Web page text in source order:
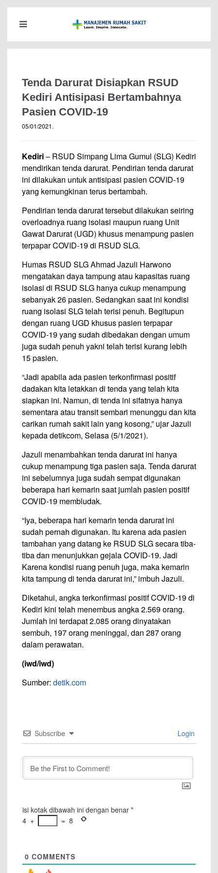
Tenda Darurat Disiapkan RSUD
Kediri Antisipasi Bertambahnya
Pasien COVID-19
05/01/2021.
Kediri– RSUD Simpang Lima Gumul (SLG) Kediri
mendirikan tenda darurat. Pendirian tenda darurat
ini dilakukan untuk antisipasi pasien COVID-19
yang kemungkinan terus bertambah.
Pendirian tenda darurat tersebut dilakukan seiring
overloadnya ruang isolasi maupun ruang Unit
Gawat Darurat (UGD) khusus menampung pasien
terpapar COVID-19 di RSUD SLG.
Humas RSUD SLG Ahmad Jazuli Harwono
mengatakan daya tampung atau kapasitas ruang
isolasi di RSUD SLG hanya cukup menampung
sebanyak 26 pasien. Sedangkan saat ini kondisi
ruang isolasi SLG telah terisi penuh. Begitupun
dengan ruang UGD khusus pasien terpapar
COVID-19 yang sudah dibedakan dengan umum
juga sudah penuh yakni telah terisi kurang lebih
15 pasien.
“Jadi apabila ada pasien terkonfirmasi positif
dadakan kita letakkan di tenda yang telah kita
siapkan ini. Namun, di tenda ini sifatnya hanya
sementara atau transit sembari menunggu dan kita
carikan rumah sakit lain yang kosong,” ujar Jazuli
kepada detikcom, Selasa (5/1/2021).
Jazuli menambahkan tenda darurat ini hanya
cukup menampung tiga pasien saja. Tenda darurat
ini sebelumnya juga sudah sempat digunakan
beberapa hari kemarin saat jumlah pasien positif
COVID-19 membludak.
“Iya, beberapa hari kemarin tenda darurat ini
sudah pernah digunakan. Itu karena ada pasien
tambahan yang datang ke RSUD SLG secara tiba-
tiba dan menunjukkan gejala COVID-19. Jadi
Karena kondisi ruang penuh juga, maka kemarin
kita tampung di tenda darurat ini,” imbuh Jazuli.
Diketahui, angka terkonfirmasi positif COVID-19 di
Kediri kini telah menembus angka 2.569 orang.
Jumlah ini terdapat 2.085 orang dinyatakan
sembuh, 197 orang meninggal, dan 287 orang
dalam perawatan.
(iwd/iwd)
Sumber: detik.com
Subscribe Login
isi kotak dibawah ini dengan benar *
4 + = 8
0 COMMENTS